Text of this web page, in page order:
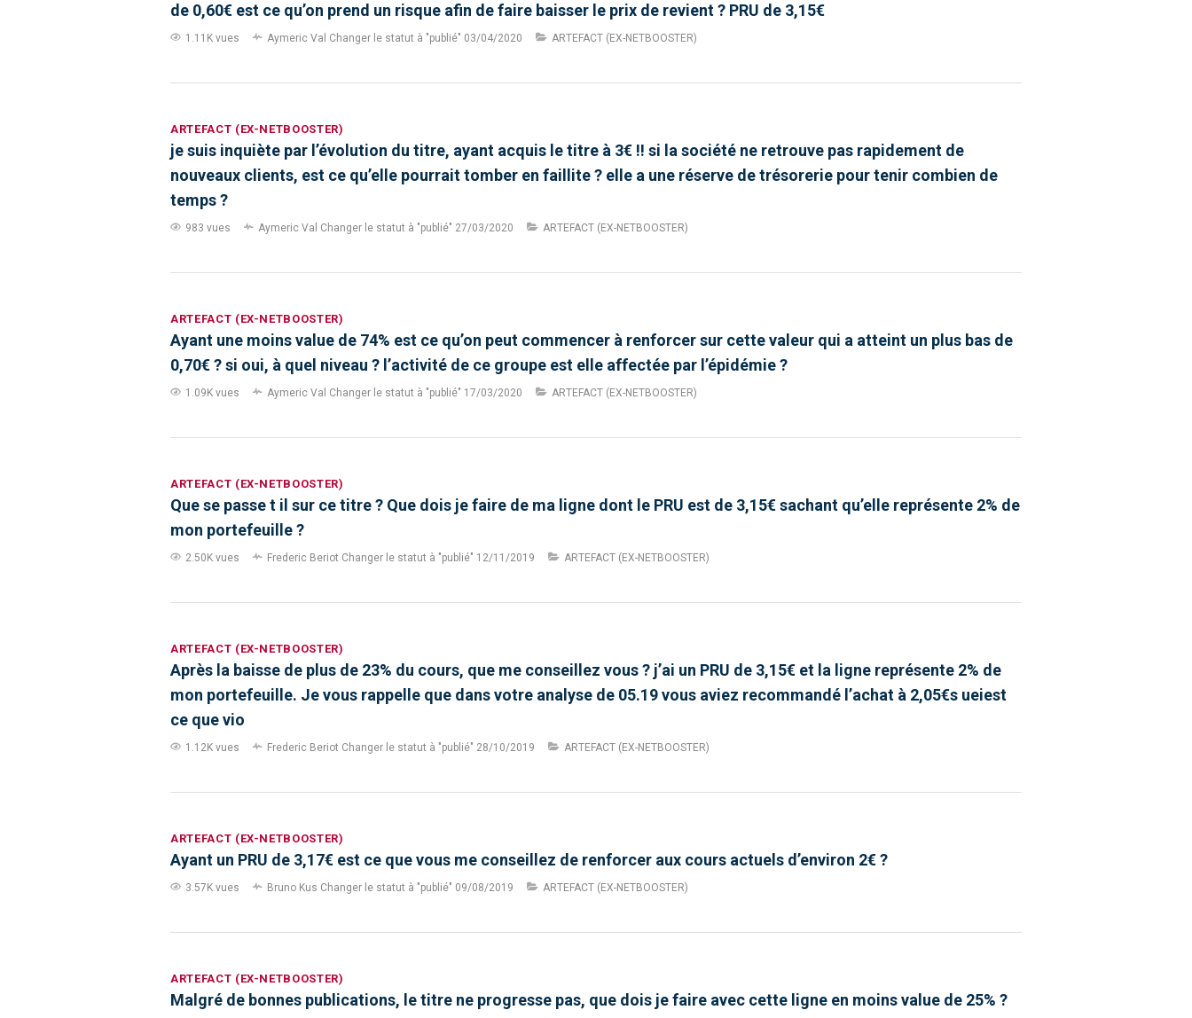
de 0,60€ est ce qu’on prend un risque afin de faire baisser le prix de revient ? PRU de 3,15€
1.11K vues Aymeric Val Changer le statut à "publié" 03/04/2020 ARTEFACT (EX-NETBOOSTER)
ARTEFACT (EX-NETBOOSTER)
je suis inquiète par l’évolution du titre, ayant acquis le titre à 3€ !! si la société ne retrouve pas rapidement de
nouveaux clients, est ce qu’elle pourrait tomber en faillite ? elle a une réserve de trésorerie pour tenir combien de
temps ?
983 vues Aymeric Val Changer le statut à "publié" 27/03/2020 ARTEFACT (EX-NETBOOSTER)
ARTEFACT (EX-NETBOOSTER)
Ayant une moins value de 74% est ce qu’on peut commencer à renforcer sur cette valeur qui a atteint un plus bas de
0,70€ ? si oui, à quel niveau ? l’activité de ce groupe est elle affectée par l’épidémie ?
1.09K vues Aymeric Val Changer le statut à "publié" 17/03/2020 ARTEFACT (EX-NETBOOSTER)
ARTEFACT (EX-NETBOOSTER)
Que se passe t il sur ce titre ? Que dois je faire de ma ligne dont le PRU est de 3,15€ sachant qu’elle représente 2% de
mon portefeuille ?
2.50K vues Frederic Beriot Changer le statut à "publié" 12/11/2019 ARTEFACT (EX-NETBOOSTER)
ARTEFACT (EX-NETBOOSTER)
Après la baisse de plus de 23% du cours, que me conseillez vous ? j’ai un PRU de 3,15€ et la ligne représente 2% de
mon portefeuille. Je vous rappelle que dans votre analyse de 05.19 vous aviez recommandé l’achat à 2,05€s ueiest
ce que vio
1.12K vues Frederic Beriot Changer le statut à "publié" 28/10/2019 ARTEFACT (EX-NETBOOSTER)
ARTEFACT (EX-NETBOOSTER)
Ayant un PRU de 3,17€ est ce que vous me conseillez de renforcer aux cours actuels d’environ 2€ ?
3.57K vues Bruno Kus Changer le statut à "publié" 09/08/2019 ARTEFACT (EX-NETBOOSTER)
ARTEFACT (EX-NETBOOSTER)
Malgré de bonnes publications, le titre ne progresse pas, que dois je faire avec cette ligne en moins value de 25% ?